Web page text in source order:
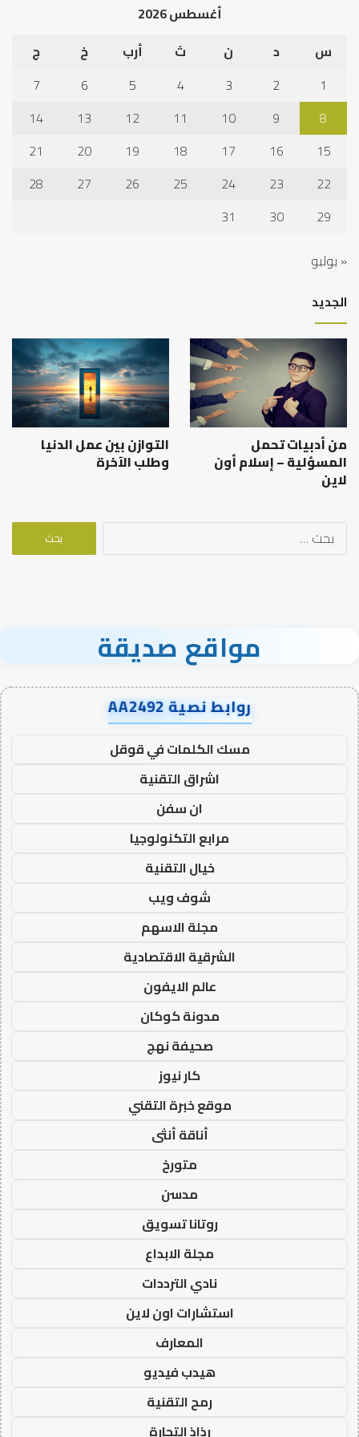
أغسطس 2026
س
د ن ث أرب خ
ج
1
2
3
4
5
6
7
8
9
10
11
12
13
14
15
16
17
18
19
20
21
22
23
24
25
26
27
28
29
30
31
« يوليو
الجديد
من أدبيات تحمل
المسؤلية – إسلام أون
لاين
التوازن بين عمل الدنيا
وطلب الآخرة
البحث
مواقع صديقة
روابط نصية AA2492
مسك الكلمات في قوقل
اشراق التقنية
ان سفن
مرابع التكنولوجيا
خيال التقنية
شوف ويب
مجلة الاسهم
الشرقية الاقتصادية
عالم الايفون
مدونة كوكان
صحيفة نهج
كار نيوز
موقع خبرة التقني
أناقة أنثى
متورخ
مدسن
روتانا تسويق
مجلة الابداع
نادي الترددات
استشارات اون لاين
المعارف
هيدب فيديو
رمح التقنية
رذاذ التجارة